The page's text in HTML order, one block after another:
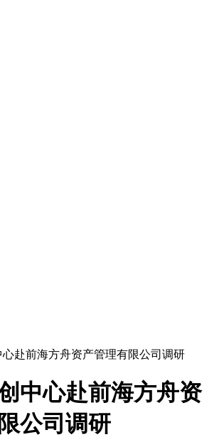
赴前海方舟资产管理有限公司调研
中心赴前海方舟资
公司调研